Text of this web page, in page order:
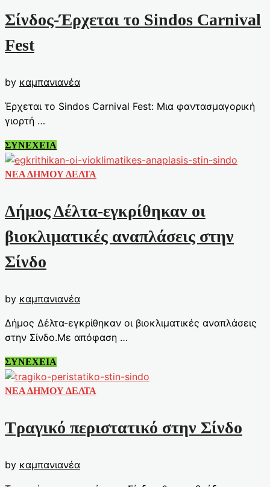
την
Παγκόσμια
Ημέρα
Αιμοδότη
Σίνδος-Έρχεται το Sindos Carnival
Fest
by καμπανιανέα
Έρχεται το Sindos Carnival Fest: Μια φαντασμαγορική
γιορτή …
Σίνδος-
Έρχεται
το
Carnival
Fest
ΣΥΝΕΧΕΙΑ
ΝΕΑ ΔΗΜΟΥ ΔΕΛΤΑ
Δήμος Δέλτα-εγκρίθηκαν οι
βιοκλιματικές αναπλάσεις στην
Σίνδο
by καμπανιανέα
Δήμος Δέλτα-εγκρίθηκαν οι βιοκλιματικές αναπλάσεις
στην Σίνδο.Με απόφαση …
Δήμος
Δέλτα-
εγκρίθηκαν
βιοκλιματικές
αναπλάσεις
Σίνδο
ΣΥΝΕΧΕΙΑ
ΝΕΑ ΔΗΜΟΥ ΔΕΛΤΑ
Τραγικό περιστατικό στην Σίνδο
by καμπανιανέα